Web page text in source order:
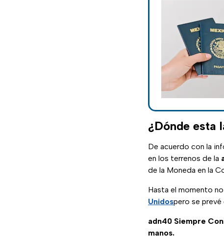
¿Dónde esta
De acuerdo con la
en los terrenos de la
de la Moneda en la
Hasta el momento
Unidospero se prevé
adn40 Siempre
manos.